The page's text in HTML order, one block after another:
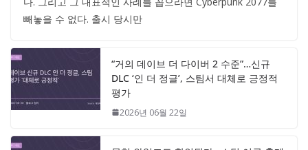
빼놓을 수 없다. 출시 당시만
“거의 데이브 더 다이버 2 수준”…신규
DLC ‘인 더 정글’, 스팀서 대체로 긍정적
평가
2026년 06월 22일